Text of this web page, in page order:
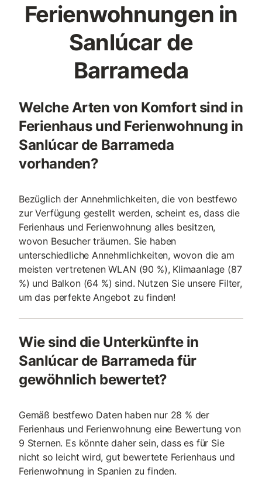
Ferienwohnungen in
Sanlúcar de
Barrameda
Welche Arten von Komfort sind in
Ferienhaus und Ferienwohnung in
Sanlúcar de Barrameda
vorhanden?
Bezüglich der Annehmlichkeiten, die von bestfewo
zur Verfügung gestellt werden, scheint es, dass die
Ferienhaus und Ferienwohnung alles besitzen,
wovon Besucher träumen. Sie haben
unterschiedliche Annehmlichkeiten, wovon die am
meisten vertretenen WLAN (90 %), Klimaanlage (87
%) und Balkon (64 %) sind. Nutzen Sie unsere Filter,
um das perfekte Angebot zu finden!
Wie sind die Unterkünfte in
Sanlúcar de Barrameda für
gewöhnlich bewertet?
Gemäß bestfewo Daten haben nur 28 % der
Ferienhaus und Ferienwohnung eine Bewertung von
9 Sternen. Es könnte daher sein, dass es für Sie
nicht so leicht wird, gut bewertete Ferienhaus und
Ferienwohnung in Spanien zu finden.